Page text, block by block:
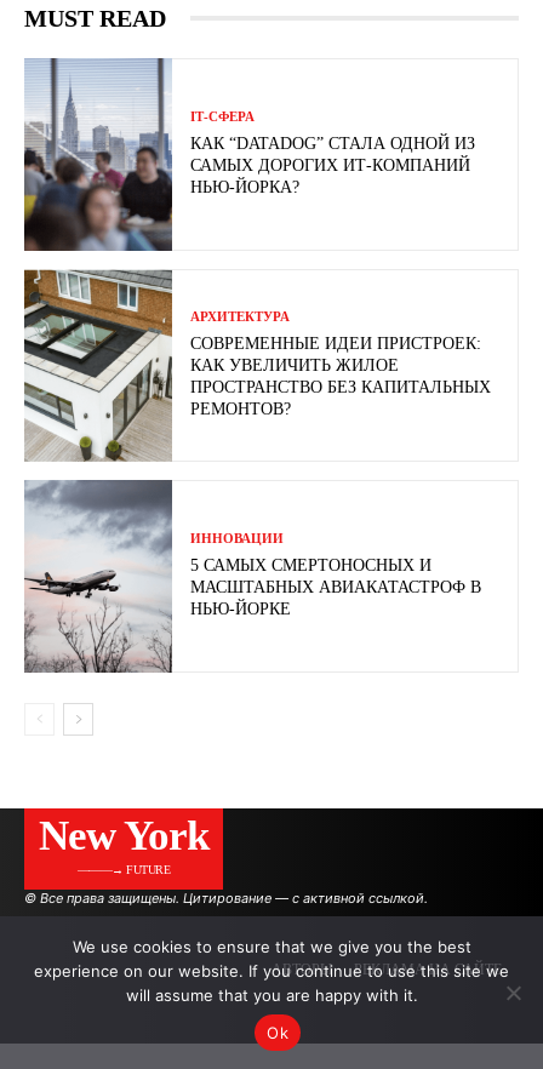
MUST READ
ІТ-СФЕРА
КАК “DATADOG” СТАЛА ОДНОЙ ИЗ
САМЫХ ДОРОГИХ ИТ-КОМПАНИЙ
НЬЮ-ЙОРКА?
АРХИТЕКТУРА
СОВРЕМЕННЫЕ ИДЕИ ПРИСТРОЕК:
КАК УВЕЛИЧИТЬ ЖИЛОЕ
ПРОСТРАНСТВО БЕЗ КАПИТАЛЬНЫХ
РЕМОНТОВ?
ИННОВАЦИИ
5 САМЫХ СМЕРТОНОСНЫХ И
МАСШТАБНЫХ АВИАКАТАСТРОФ В
НЬЮ-ЙОРКЕ
New York
———→ FUTURE
© Все права защищены. Цитирование — с активной ссылкой.
АВТОРЫ РЕКЛАМА НА САЙТЕ
We use cookies to ensure that we give you the best
experience on our website. If you continue to use this site we
will assume that you are happy with it.
Ok